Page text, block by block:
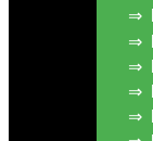
⇒
⇒
⇒
⇒
⇒